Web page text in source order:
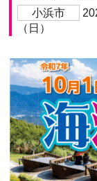
小浜市
（日）